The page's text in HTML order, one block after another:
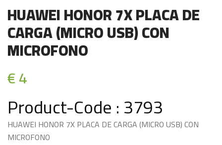
HUAWEI HONOR 7X PLACA DE
CARGA (MICRO USB) CON
MICROFONO
€ 4
Product-Code : 3793
HUAWEI HONOR 7X PLACA DE CARGA (MICRO USB) CON
MICROFONO